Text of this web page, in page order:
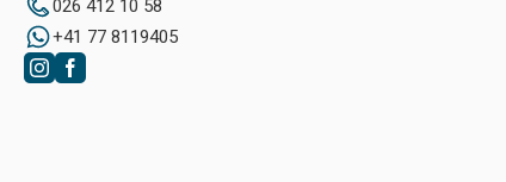
026 412 10 58
+41 77 8119405